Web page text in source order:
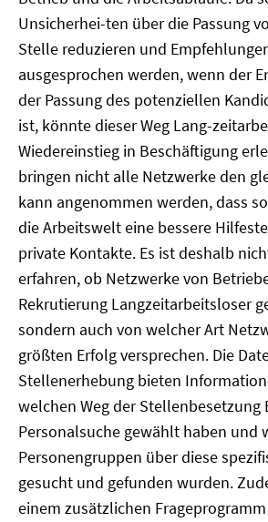
Unsicherhei-ten über die Passung
Stelle reduzieren und
ausgesprochen werden, wenn der
der Passung des potenziellen
ist, könnte dieser Weg Lang-
Wiedereinstieg in Beschäftigung
bringen nicht alle Netzwerke den
kann angenommen werden, dass
die Arbeitswelt eine bessere
private Kontakte. Es ist deshalb
erfahren, ob Netzwerke von
Rekrutierung Langzeitarbeitsloser
sondern auch von welcher Art
größten Erfolg versprechen. Die
Stellenerhebung bieten
welchen Weg der Stellenbesetzung
Personalsuche gewählt haben und
Personengruppen über diese
gesucht und gefunden wurden.
einem zusätzlichen